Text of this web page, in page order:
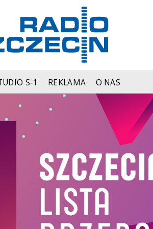
S-1 REKLAMA O NAS